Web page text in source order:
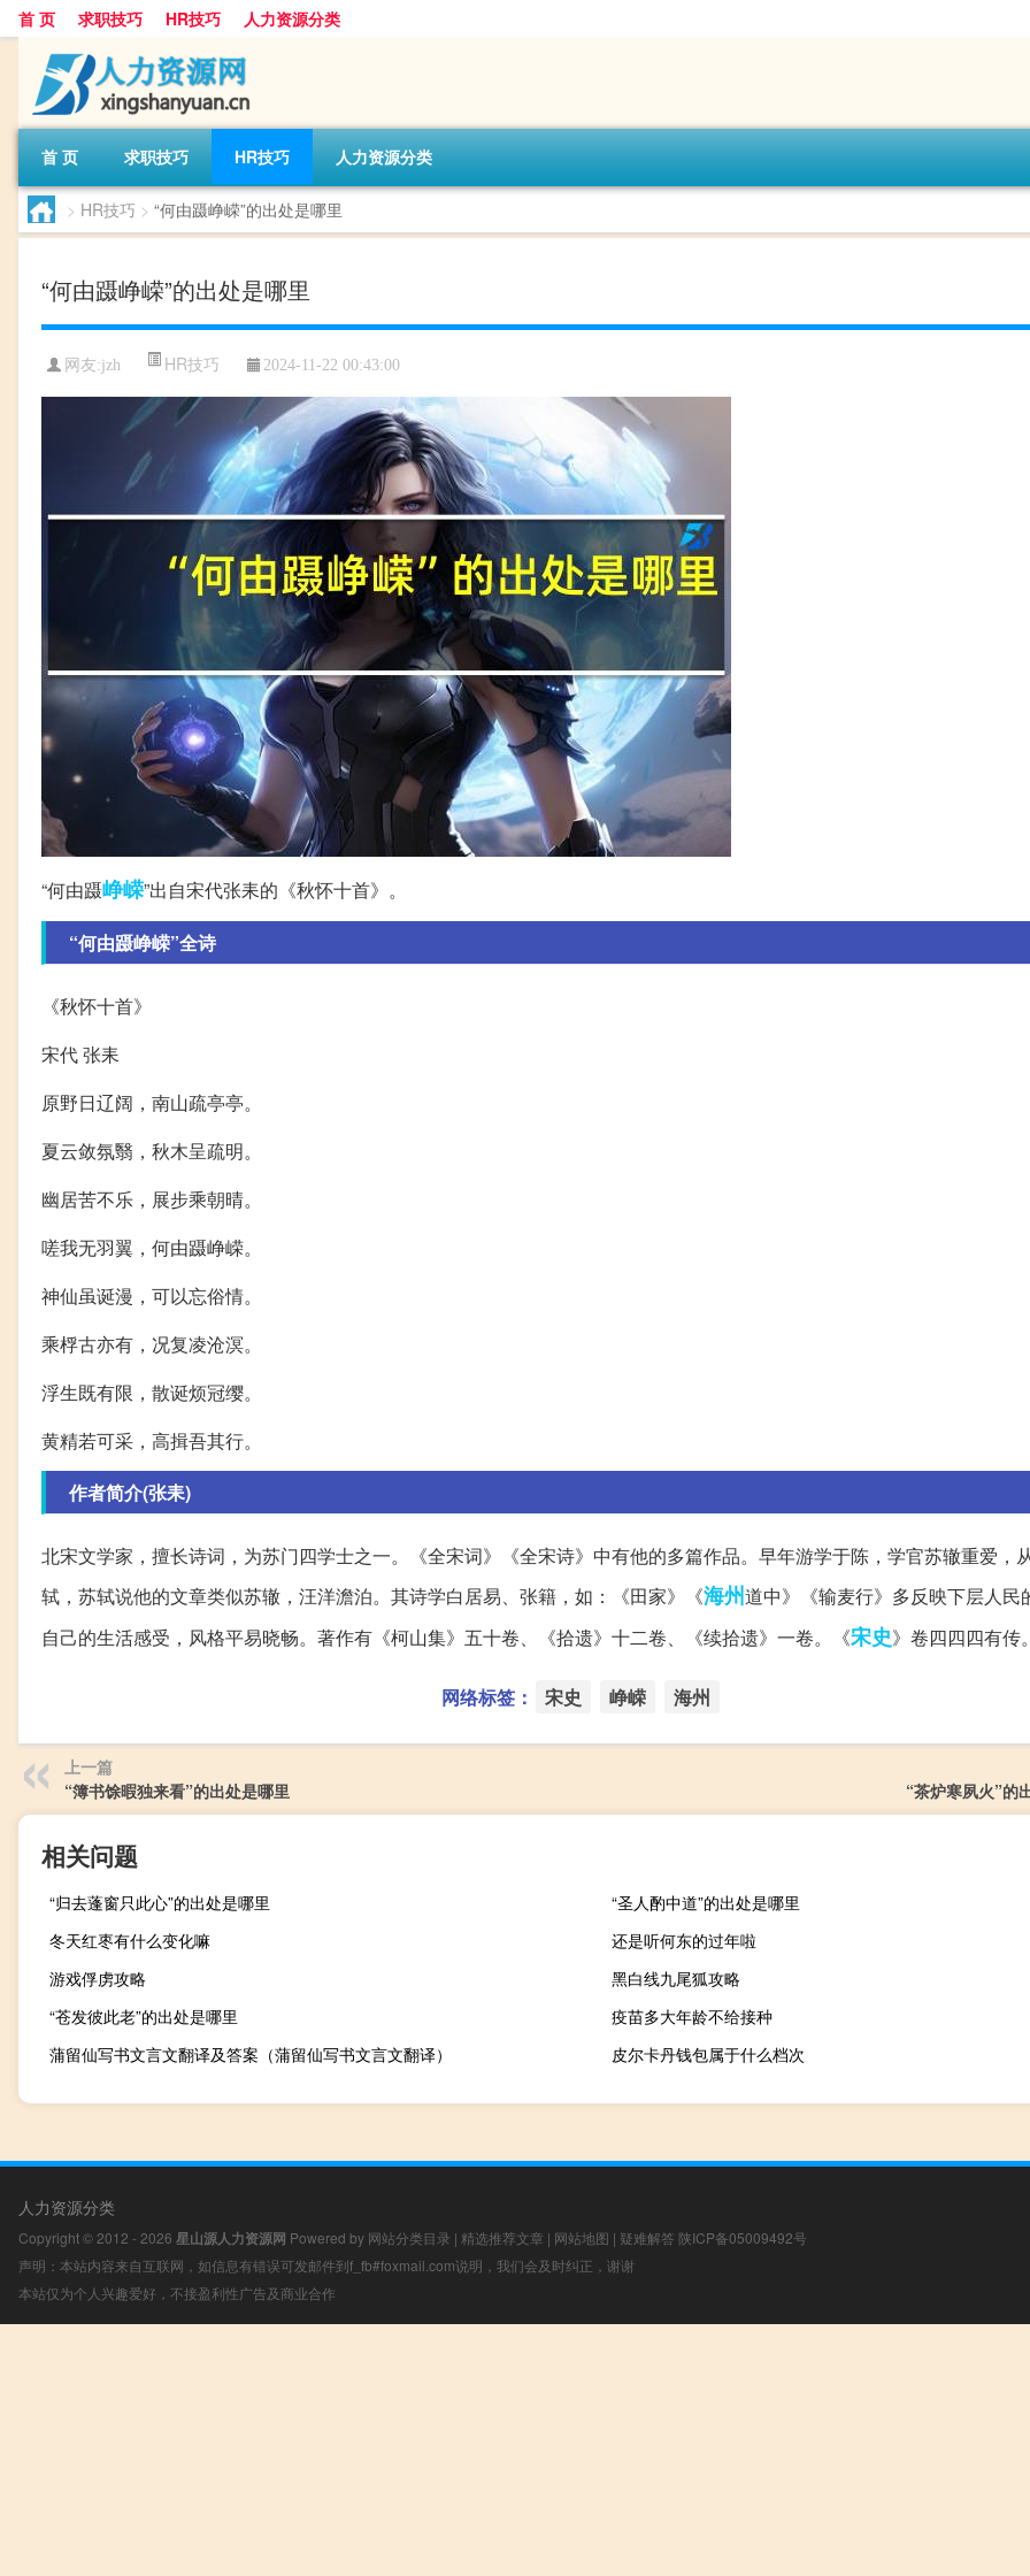
首 页 求职技巧 HR技巧 人力资源分类
首 页 求职技巧 HR技巧 人力资源分类
> HR技巧 > “何由蹑峥嵘”的出处是哪里
“何由蹑峥嵘”的出处是哪里
网友:jzh HR技巧 2024-11-22 00:43:00
“何由蹑峥嵘”出自宋代张耒的《秋怀十首》。
“何由蹑峥嵘”全诗
《秋怀十首》
宋代 张耒
原野日辽阔，南山疏亭亭。
夏云敛氛翳，秋木呈疏明。
幽居苦不乐，展步乘朝晴。
嗟我无羽翼，何由蹑峥嵘。
神仙虽诞漫，可以忘俗情。
乘桴古亦有，况复凌沧溟。
浮生既有限，散诞烦冠缨。
黄精若可采，高揖吾其行。
作者简介(张耒)
北宋文学家，擅长诗词，为苏门四学士之一。《全宋词》《全宋诗》中有他的多篇作品。早年游学于陈，学官苏辙重爱，
轼，苏轼说他的文章类似苏辙，汪洋澹泊。其诗学白居易、张籍，如：《田家》《海州道中》《输麦行》多反映下层人民
自己的生活感受，风格平易晓畅。著作有《柯山集》五十卷、《拾遗》十二卷、《续拾遗》一卷。《宋史》卷四四四有传
网络标签： 宋史 峥嵘 海州
上一篇
“簿书馀暇独来看”的出处是哪里
“茶炉寒夙火”的
相关问题
“归去蓬窗只此心”的出处是哪里
“圣人酌中道”的出处是哪里
冬天红枣有什么变化嘛
还是听何东的过年啦
游戏俘虏攻略
黑白线九尾狐攻略
“苍发彼此老”的出处是哪里
疫苗多大年龄不给接种
蒲留仙写书文言文翻译及答案（蒲留仙写书文言文翻译）
皮尔卡丹钱包属于什么档次
人力资源分类
Copyright © 2012 - 2026 星山源人力资源网 Powered by 网站分类目录 | 精选推荐文章 | 网站地图 | 疑难解答 陕ICP备05009492号
声明：本站内容来自互联网，如信息有错误可发邮件到f_fb#foxmail.com说明，我们会及时纠正，谢谢
本站仅为个人兴趣爱好，不接盈利性广告及商业合作